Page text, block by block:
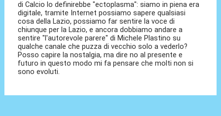
di Calcio lo definirebbe "ectoplasma": siamo in piena era
digitale, tramite Internet possiamo sapere qualsiasi
cosa della Lazio, possiamo far sentire la voce di
chiunque per la Lazio, e ancora dobbiamo andare a
sentire "l'autorevole parere" di Michele Plastino su
qualche canale che puzza di vecchio solo a vederlo?
Posso capire la nostalgia, ma dire no al presente e
futuro in questo modo mi fa pensare che molti non si
sono evoluti.